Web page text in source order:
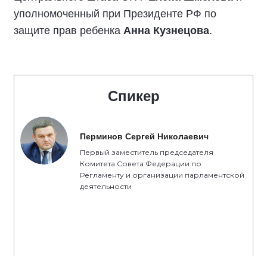
уполномоченный при Президенте РФ по
защите прав ребенка Анна Кузнецова.
Спикер
Перминов Сергей Николаевич
Первый заместитель председателя
Комитета Совета Федерации по
Регламенту и организации парламентской
деятельности